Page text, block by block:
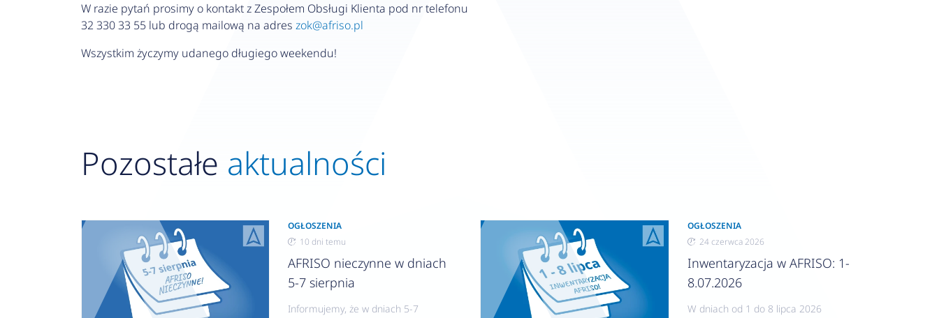
W razie pytań prosimy o kontakt z Zespołem Obsługi Klienta pod nr telefonu
32 330 33 55 lub drogą mailową na adres zok@afriso.pl
Wszystkim życzymy udanego długiego weekendu!
Pozostałe aktualności
OGŁOSZENIA
10 dni temu
AFRISO nieczynne w dniach
5-7 sierpnia
Informujemy, że w dniach 5-7
OGŁOSZENIA
24 czerwca 2026
Inwentaryzacja w AFRISO: 1-
8.07.2026
W dniach od 1 do 8 lipca 2026